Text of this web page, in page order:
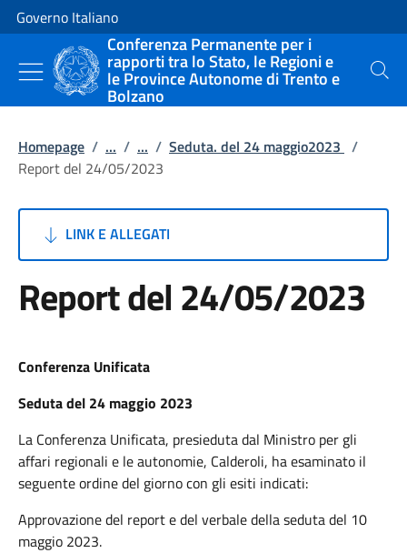
Vai al contenuto
Vai alla navigazione del sito
Governo Italiano
Conferenza Permanente per i
rapporti tra lo Stato, le Regioni e
le Province Autonome di Trento e
Bolzano
Cerca
Homepage / ... / ... / Seduta. del 24 maggio2023 /
Report del 24/05/2023
LINK E ALLEGATI
Report del 24/05/2023
Conferenza Unificata
Seduta del 24 maggio 2023
La Conferenza Unificata, presieduta dal Ministro per gli
affari regionali e le autonomie, Calderoli, ha esaminato il
seguente ordine del giorno con gli esiti indicati:
Approvazione del report e del verbale della seduta del 10
maggio 2023.